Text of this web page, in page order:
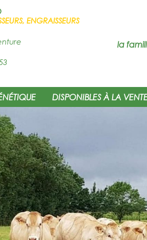
la
ENGRAISSEURS
DISPONIBLES À LA